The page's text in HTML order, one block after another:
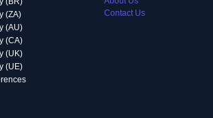
(ZA)
(AU)
(CA)
(UK)
(UE)
Contact Us